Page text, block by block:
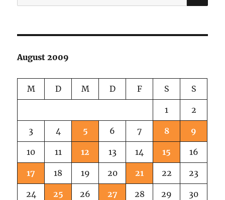
nach:
August 2009
M D M D F S S
1 2
3 4 5 6 7 8 9
10 11 12 13 14 15 16
17 18 19 20 21 22 23
24 25 26 27 28 29 30